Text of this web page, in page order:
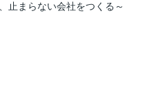
止まらない会社をつくる～